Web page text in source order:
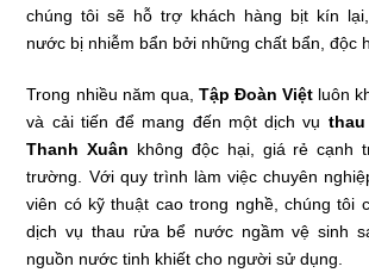
chúng tôi sẽ hỗ trợ khách hàng bịt kín
nước bị nhiễm bẩn bởi những chất bẩn, độc
Trong nhiều năm qua, Tập Đoàn Việt luôn
và cải tiến để mang đến một dịch vụ
Thanh Xuân không độc hại, giá rẻ cạnh
trường. Với quy trình làm việc chuyên
viên có kỹ thuật cao trong nghề, chúng tôi
dịch vụ thau rửa bể nước ngầm vệ sinh
nguồn nước tinh khiết cho người sử dụng.